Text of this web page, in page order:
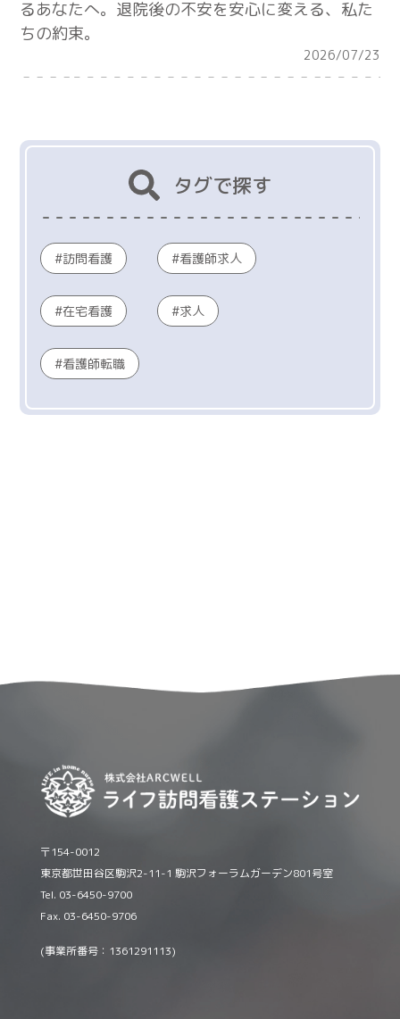
るあなたへ。退院後の不安を安心に変える、私た
ちの約束。
2026/07/23
タグで探す
訪問看護 看護師求人
在宅看護 求人
看護師転職
〒154-0012
東京都世田谷区駒沢2-11-1 駒沢フォーラムガーデン801号室
Tel. 03-6450-9700
Fax. 03-6450-9706
(事業所番号：1361291113)